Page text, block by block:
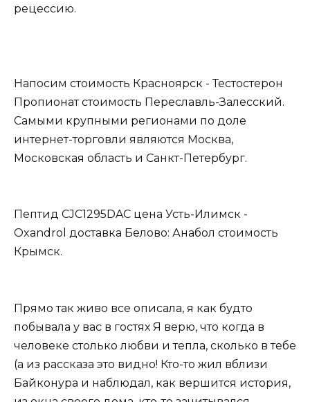
рецессию.
Напосим стоимость Красноярск - Тестостерон
Пропионат стоимость Переславль-Залесский.
Самыми крупными регионами по доле
интернет-торговли являются Москва,
Московская область и Санкт-Петербург.
Пептид CJC1295DAC цена Усть-Илимск -
Oxandrol доставка Белово: Анабол стоимость
Крымск.
Прямо так живо все описала, я как будто
побывала у вас в гостях Я верю, что когда в
человеке столько любви и тепла, сколько в тебе
(а из рассказа это видно! Кто-то жил вблизи
Байконура и наблюдал, как вершится история,